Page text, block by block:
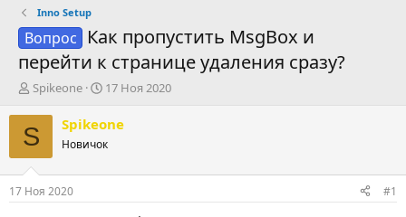
Inno Setup
Вопрос
Как пропустить MsgBox и
перейти к странице удаления сразу?
А
т
о
т
м
Spikeone
Д
т
н
а
17 Ноя 2020
S Spikeone
Новичок
17 Ноя 2020 #1